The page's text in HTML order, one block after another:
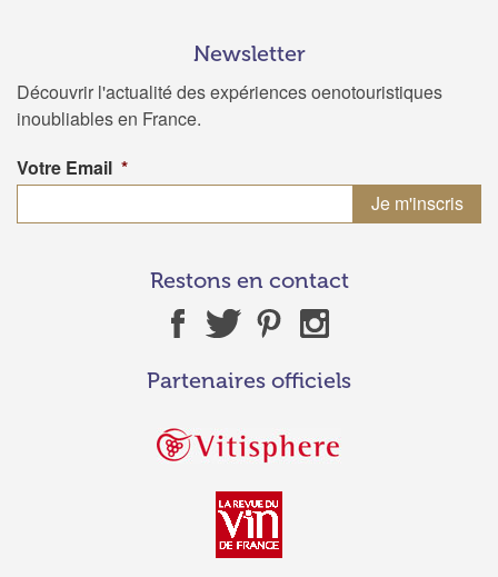
Newsletter
Découvrir l'actualité des expériences oenotouristiques
inoubliables en France.
Votre Email *
Restons en contact
Partenaires officiels